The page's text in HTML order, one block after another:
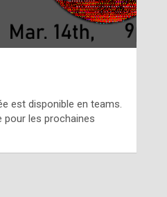
est disponible en teams.
pour les prochaines